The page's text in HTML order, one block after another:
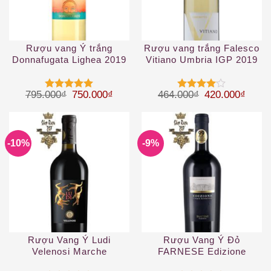
Rượu vang Ý trắng
Donnafugata Lighea 2019
Được xếp
sao
795.000₫ Giá gốc là: 795.000₫.
750.000₫ Giá hiện tại là: 750.000₫.
Rượu vang trắng Falesco
Vitiano Umbria IGP 2019
Được
45 sao
464.000₫ Giá gốc là:
420.000₫
-10%
Rượu Vang Ý Ludi
Velenosi Marche
-9%
Rượu Vang Ý Đỏ
FARNESE Edizione